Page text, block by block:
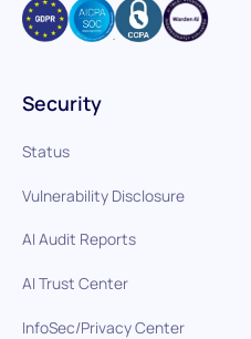
Security
Status
Vulnerability Disclosure
AI Audit Reports
AI Trust Center
InfoSec/Privacy Center